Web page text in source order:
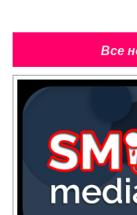
Все